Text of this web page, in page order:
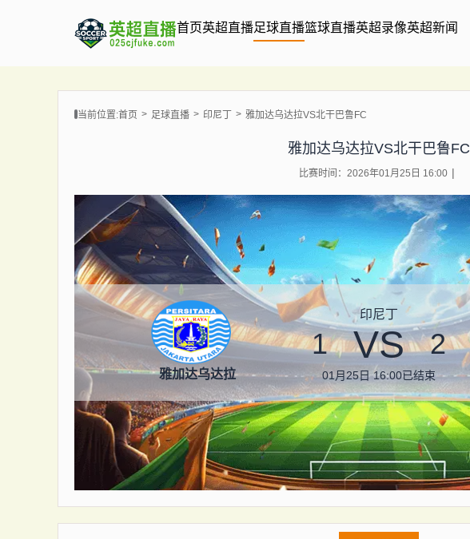
首页英超直播足球直播篮球直播英超录像英超新闻
当前位置:首页 足球直播 印尼丁 雅加达乌达拉VS北干巴鲁FC
雅加达乌达拉VS北干巴鲁FC
比赛时间：2026年01月25日 16:00
雅加达乌达拉
印尼丁
1 VS 2
01月25日 16:00已结束